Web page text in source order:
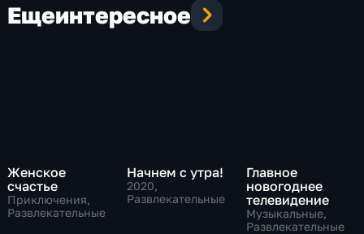
Ещеинтересное
Женское
счастье
Приключения,
Развлекательные
Начнем с утра!
2020,
Развлекательные
Главное
новогоднее
телевидение
Музыкальные,
Развлекательные